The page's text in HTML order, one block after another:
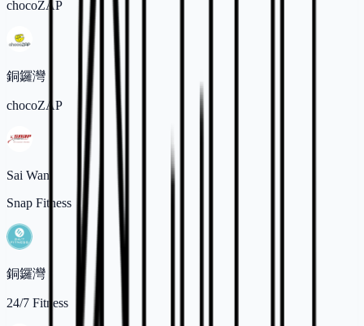
chocoZAP
銅鑼灣
chocoZAP
Sai Wan
Snap Fitness
銅鑼灣
24/7 Fitness